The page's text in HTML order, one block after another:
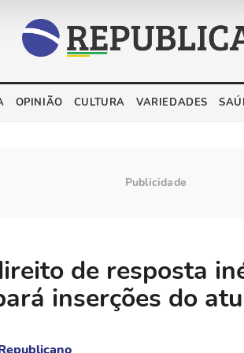
OPINIÃO CULTURA VARIEDADES
de resposta
inserções do